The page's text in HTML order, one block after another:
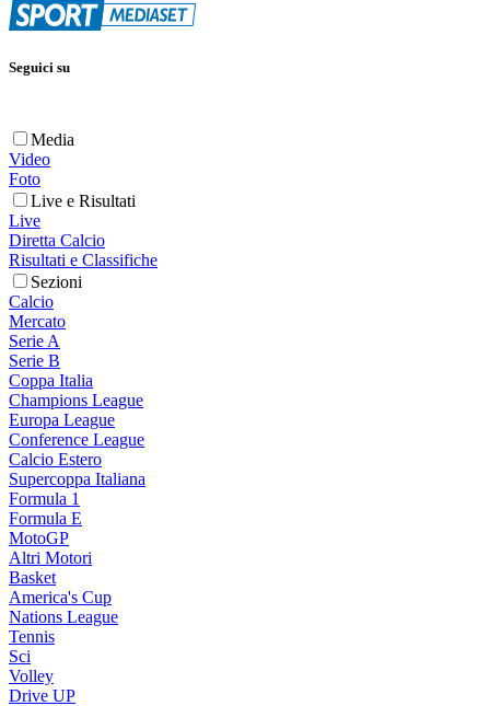
Seguici su
Media
Video
Foto
Live e Risultati
Live
Diretta Calcio
Risultati e Classifiche
Sezioni
Calcio
Mercato
Serie A
Serie B
Coppa Italia
Champions League
Europa League
Conference League
Calcio Estero
Supercoppa Italiana
Formula 1
Formula E
MotoGP
Altri Motori
Basket
America's Cup
Nations League
Tennis
Sci
Volley
Drive UP